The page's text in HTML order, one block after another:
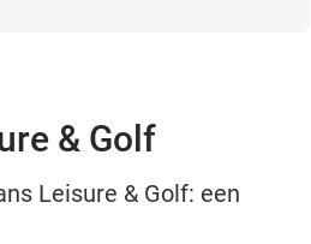
& Golf
Leisure & Golf: een